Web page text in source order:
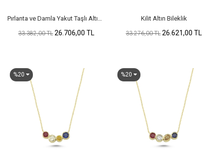
Pırlanta ve Damla Yakut Taşlı Altın Küpe
33.382,00 TL 26.706,00 TL
Kilit Altın Bileklik
33.276,00 TL 26.621,00 TL
%20 %20